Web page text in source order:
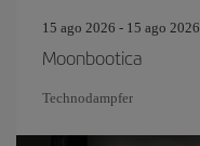
15 ago 2026 - 15 ago 2026
Moonbootica
Technodampfer